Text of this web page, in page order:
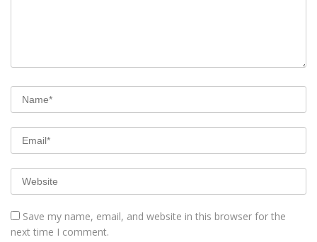
Save my name, email, and website in this browser for the
next time I comment.